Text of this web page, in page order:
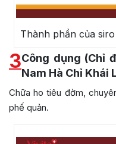
Thành phần của
3Công dụng (Chỉ
Nam Hà Chỉ Khái
Chữa ho tiêu đờm,
phế quản.